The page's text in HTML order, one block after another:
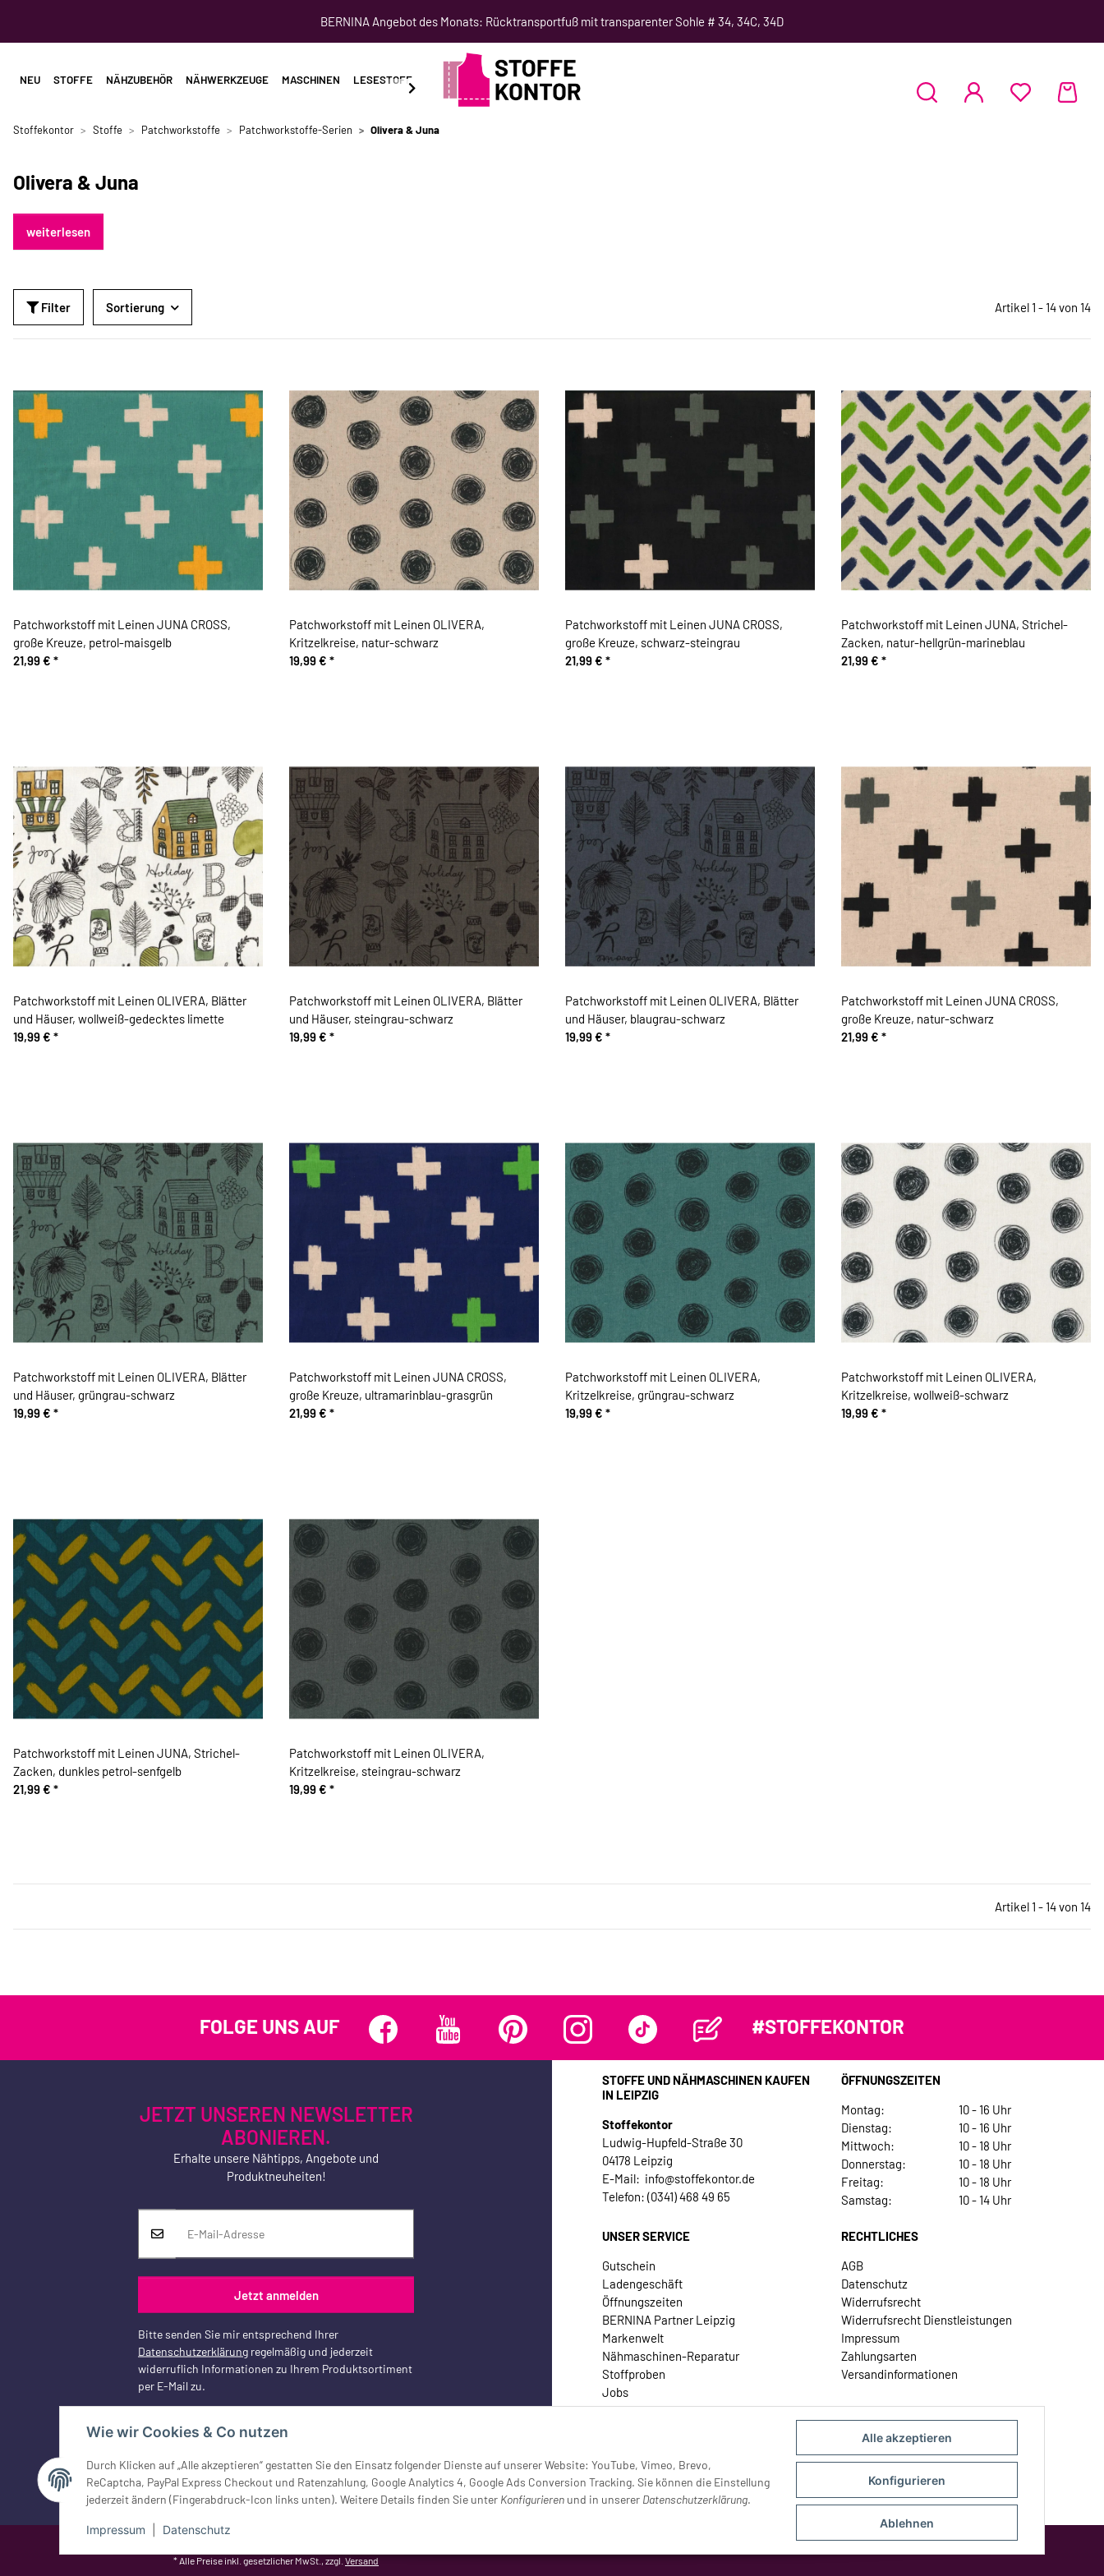
Alle akzeptieren
Konfigurieren
Ablehnen
Wie wir Cookies & Co nutzen
Durch Klicken auf „Alle akzeptieren“ gestatten Sie den Einsatz folgender Dienste auf unserer Website: YouTube, Vimeo, Brevo,
ReCaptcha, PayPal Express Checkout und Ratenzahlung, Google Analytics 4, Google Ads Conversion Tracking. Sie können die Einstellung
jederzeit ändern (Fingerabdruck-Icon links unten). Weitere Details finden Sie unter Konfigurieren und in unserer Datenschutzerklärung.
Impressum Datenschutz
BERNINA Angebot des Monats: Rücktransportfuß mit transparenter Sohle # 34, 34C, 34D
NEU STOFFE NÄHZUBEHÖR NÄHWERKZEUGE MASCHINEN LESESTOFF SCHNITTMUSTER NÄHKURSE
Stoffekontor Stoffe Patchworkstoffe Patchworkstoffe-Serien Olivera & Juna
Olivera & Juna
weiterlesen
Filter Sortierung Artikel 1 - 14 von 14
Patchworkstoff mit Leinen JUNA CROSS,
große Kreuze, petrol-maisgelb
21,99 € *
Patchworkstoff mit Leinen OLIVERA,
Kritzelkreise, natur-schwarz
19,99 € *
Patchworkstoff mit Leinen JUNA CROSS,
große Kreuze, schwarz-steingrau
21,99 € *
Patchworkstoff mit Leinen JUNA, Strichel-
Zacken, natur-hellgrün-marineblau
21,99 € *
Patchworkstoff mit Leinen OLIVERA, Blätter
und Häuser, wollweiß-gedecktes limette
19,99 € *
Patchworkstoff mit Leinen OLIVERA, Blätter
und Häuser, steingrau-schwarz
19,99 € *
Patchworkstoff mit Leinen OLIVERA, Blätter
und Häuser, blaugrau-schwarz
19,99 € *
Patchworkstoff mit Leinen JUNA CROSS,
große Kreuze, natur-schwarz
21,99 € *
Patchworkstoff mit Leinen OLIVERA, Blätter
und Häuser, grüngrau-schwarz
19,99 € *
Patchworkstoff mit Leinen JUNA CROSS,
große Kreuze, ultramarinblau-grasgrün
21,99 € *
Patchworkstoff mit Leinen OLIVERA,
Kritzelkreise, grüngrau-schwarz
19,99 € *
Patchworkstoff mit Leinen OLIVERA,
Kritzelkreise, wollweiß-schwarz
19,99 € *
Patchworkstoff mit Leinen JUNA, Strichel-
Zacken, dunkles petrol-senfgelb
21,99 € *
Patchworkstoff mit Leinen OLIVERA,
Kritzelkreise, steingrau-schwarz
19,99 € *
Artikel 1 - 14 von 14
FOLGE UNS AUF #STOFFEKONTOR
JETZT UNSEREN NEWSLETTER
ABONIEREN.
Erhalte unsere Nähtipps, Angebote und
Produktneuheiten!
Jetzt anmelden
Bitte senden Sie mir entsprechend Ihrer
Datenschutzerklärung regelmäßig und jederzeit
widerruflich Informationen zu Ihrem Produktsortiment
per E-Mail zu.
Vertrag widerrufen
STOFFE UND NÄHMASCHINEN KAUFEN
IN LEIPZIG
Stoffekontor
Ludwig-Hupfeld-Straße 30
04178 Leipzig
E-Mail: info@stoffekontor.de
Telefon: (0341) 468 49 65
ÖFFNUNGSZEITEN
Montag:
10 - 16 Uhr
Dienstag:
10 - 16 Uhr
Mittwoch:
10 - 18 Uhr
Donnerstag:
10 - 18 Uhr
Freitag:
10 - 18 Uhr
Samstag:
10 - 14 Uhr
UNSER SERVICE
Gutschein
Ladengeschäft
Öffnungszeiten
BERNINA Partner Leipzig
Markenwelt
Nähmaschinen-Reparatur
Stoffproben
Jobs
Kontakt
RECHTLICHES
AGB
Datenschutz
Widerrufsrecht
Widerrufsrecht Dienstleistungen
Impressum
Zahlungsarten
Versandinformationen
* Alle Preise inkl. gesetzlicher MwSt., zzgl. Versand